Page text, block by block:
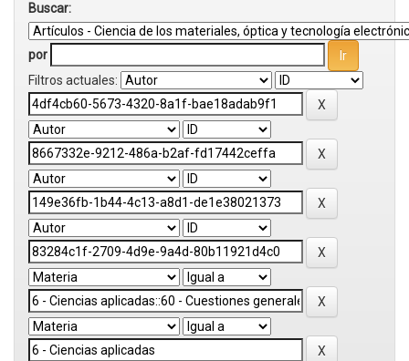
Buscar:
por
Filtros actuales: